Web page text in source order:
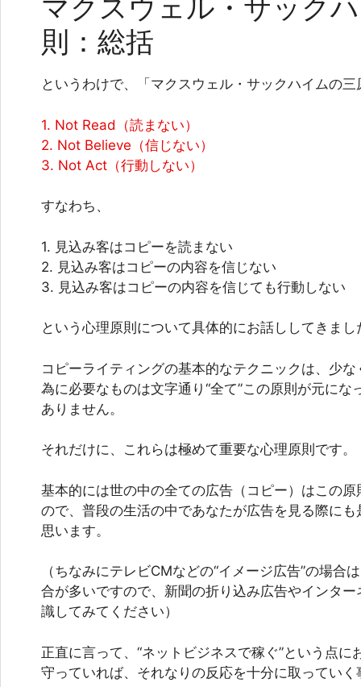
マクスウェル・サック
則：総括
というわけで、「マクスウェル・サックハイムの
1. Not Read（読まない）
2. Not Believe（信じない）
3. Not Act（行動しない）
すなわち、
1. 見込み客はコピーを読まない
2. 見込み客はコピーの内容を信じない
3. 見込み客はコピーの内容を信じても行動しない
という心理原則について具体的にお話ししてきまし
コピーライティングの基本的なテクニックは、少
為に必要なものは文字通り“全て”この原則が元にな
ありません。
それだけに、これらは極めて重要な心理原則です。
基本的には世の中の全ての広告（コピー）はこの
ので、普段の生活の中であなたが広告を見る際に
思います。
（ちなみにテレビCMなどの“イメージ広告”の場合
合が多いですので、新聞の折り込み広告やインタ
識してみてください）
正直に言って、“ネットビジネスで稼ぐ”という点
守っていれば、それなりの反応を十分に取ってい